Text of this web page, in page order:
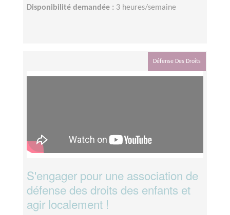
Disponibilité demandée : 3 heures/semaine
Défense Des Droits
S'engager pour une association de
défense des droits des enfants et
agir localement !